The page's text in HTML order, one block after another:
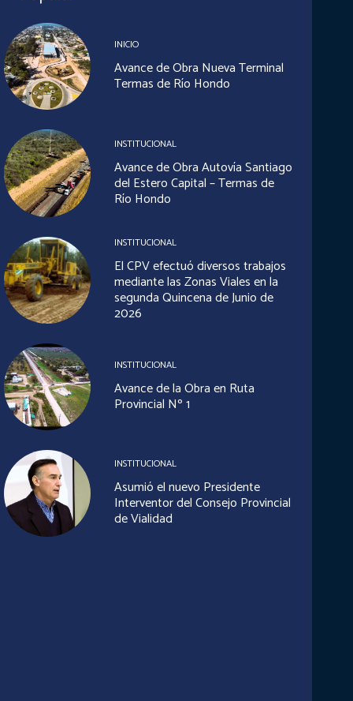
INICIO
Avance de Obra Nueva Terminal
Termas de Río Hondo
INSTITUCIONAL
Avance de Obra Autovía Santiago
del Estero Capital – Termas de
Río Hondo
INSTITUCIONAL
El CPV efectuó diversos trabajos
mediante las Zonas Viales en la
segunda Quincena de Junio de
2026
INSTITUCIONAL
Avance de la Obra en Ruta
Provincial Nº 1
INSTITUCIONAL
Asumió el nuevo Presidente
Interventor del Consejo Provincial
de Vialidad